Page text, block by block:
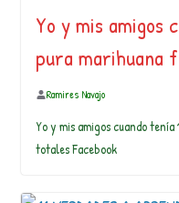
Yo y mis amigos
pura marihuana
Ramires Navajo
Yo y mis amigos cuando
totales Facebook